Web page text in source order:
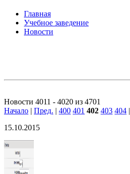
Главная
Учебное заведение
Новости
Новости 4011 - 4020 из 4701
Начало | Пред. | 400 401 402 403 404 |
15.10.2015